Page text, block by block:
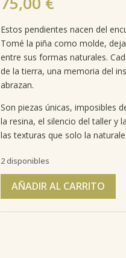
Estos pendientes nacen del
Tomé la piña como molde,
entre sus formas naturales.
de la tierra, una memoria del
abrazan.
Son piezas únicas, imposibles
la resina, el silencio del taller y
las texturas que solo la
2 disponibles
AÑADIR AL CARRITO